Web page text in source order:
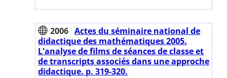
2006 Actes du séminaire national de
didactique des mathématiques 2005.
L'analyse de films de séances de classe et
de transcripts associés dans une approche
didactique. p. 319-320.